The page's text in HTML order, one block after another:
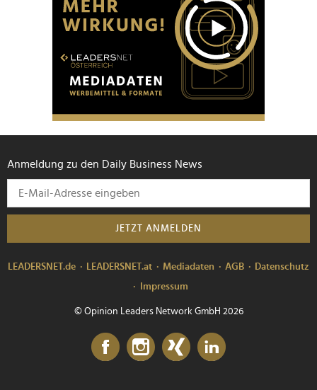
Anmeldung zu den Daily Business News
JETZT ANMELDEN
LEADERSNET.de LEADERSNET.at Mediadaten AGB
Datenschutz
Impressum
© Opinion Leaders Network GmbH 2026